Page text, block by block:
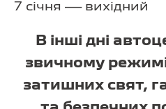
7 січня — вихідний
В інші дні
звичному
затишних свят,